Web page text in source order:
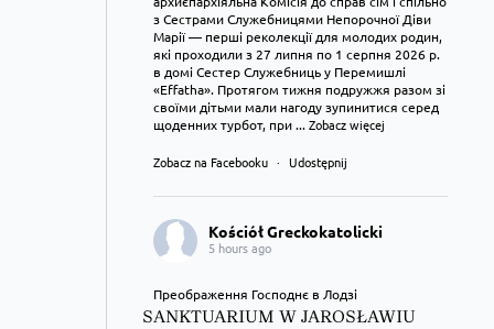
з Сестрами Служебницями Непорочної Діви
Марії — перші реколекції для молодих родин,
які проходили з 27 липня по 1 серпня 2026 р.
в домі Сестер Служебниць у Перемишлі
«Effatha». Протягом тижня подружжя разом зі
своїми дітьми мали нагоду зупинитися серед
щоденних турбот, при...Zobacz więcej
Zobacz na Facebooku · Udostępnij
Kościół Greckokatolicki
5 hours ago
Преображення Господнє в Лодзі
SANKTUARIUM W JAROSŁAWIU